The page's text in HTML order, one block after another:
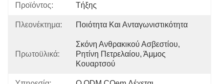
Προϊόντος:
Τήξης
Πλεονέκτημα: Ποιότητα Και Ανταγωνιστικότητα
Πρωτοϋλικά:
Σκόνη Ανθρακικού Ασβεστίου,
Ρητίνη Πετρελαίου, Άμμος
Κουαρτσού